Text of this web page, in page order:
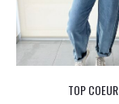
TOP COEUR